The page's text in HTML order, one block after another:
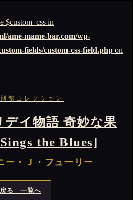
$custom_css in
ame-mame-bar.com/wp-
fields/custom-css-field.php on
館コレクション
デイ物語 奇妙な果
the Blues]
ー・Ｊ・フューリー
戻る 一覧へ